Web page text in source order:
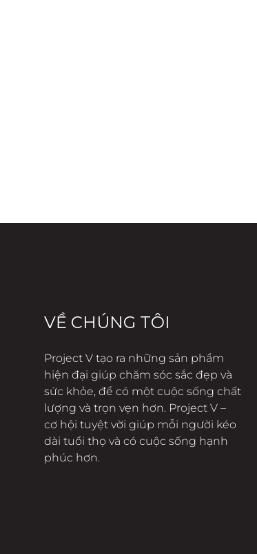
VỀ CHÚNG TÔI
Project V tạo ra những sản phẩm
hiện đại giúp chăm sóc sắc đẹp và
sức khỏe, để có một cuộc sống chất
lượng và trọn vẹn hơn. Project V –
cơ hội tuyệt vời giúp mỗi người kéo
dài tuổi thọ và có cuộc sống hạnh
phúc hơn.